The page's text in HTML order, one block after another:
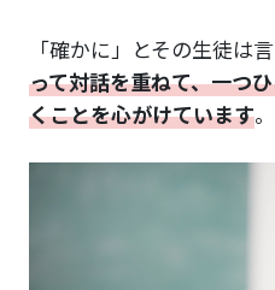
「確かに」とその生徒は
って対話を重ねて、一つ
くことを心がけています。